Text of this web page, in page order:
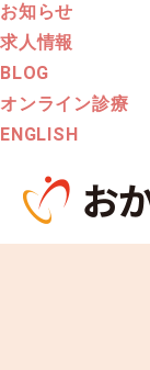
お知らせ
求人情報
BLOG
オンライン診療
ENGLISH